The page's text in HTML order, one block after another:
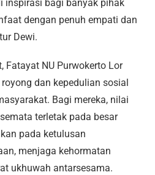
inspirasi bagi banyak pihak
dengan penuh empati dan
Dewi.
Fatayat NU Purwokerto Lor
dan kepedulian sosial
Bagi mereka, nilai
terletak pada besar
pada ketulusan
menjaga kehormatan
ukhuwah antarsesama.